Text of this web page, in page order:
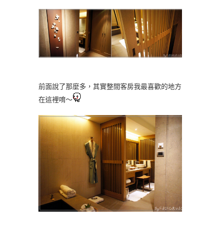
前面說了那麼多，其實整間客房我最喜歡的地方
在這裡唷～